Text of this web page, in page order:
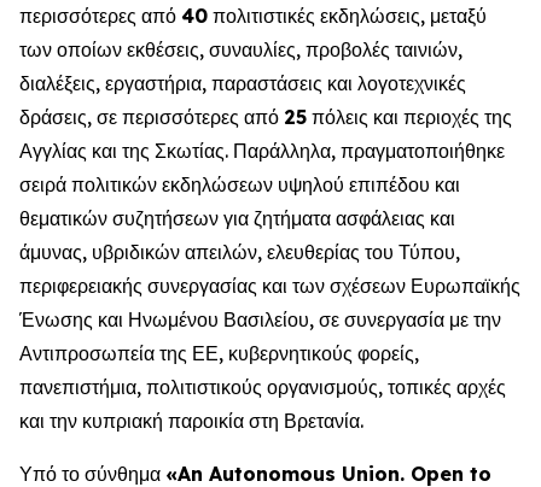
περισσότερες από 40 πολιτιστικές εκδηλώσεις, μεταξύ
των οποίων εκθέσεις, συναυλίες, προβολές ταινιών,
διαλέξεις, εργαστήρια, παραστάσεις και λογοτεχνικές
δράσεις, σε περισσότερες από 25 πόλεις και περιοχές της
Αγγλίας και της Σκωτίας. Παράλληλα, πραγματοποιήθηκε
σειρά πολιτικών εκδηλώσεων υψηλού επιπέδου και
θεματικών συζητήσεων για ζητήματα ασφάλειας και
άμυνας, υβριδικών απειλών, ελευθερίας του Τύπου,
περιφερειακής συνεργασίας και των σχέσεων Ευρωπαϊκής
Ένωσης και Ηνωμένου Βασιλείου, σε συνεργασία με την
Αντιπροσωπεία της ΕΕ, κυβερνητικούς φορείς,
πανεπιστήμια, πολιτιστικούς οργανισμούς, τοπικές αρχές
και την κυπριακή παροικία στη Βρετανία.
Υπό το σύνθημα «An Autonomous Union. Open to